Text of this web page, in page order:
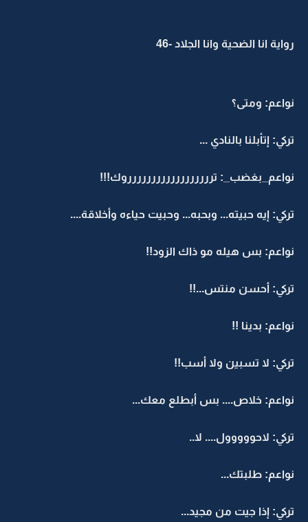
رواية انا الضحية وانا الجلاد -46
نواعم: ومتى؟
تركي: إتأبلنا بالنادي ...
نواعم_بغضب_: ترررررررررررررررررروك!!!
تركي: إيه حبيته... وبحبه... وحبيت حياءه وأخلاقة....
نواعم: بس هيله مو ذاك الزود!!
تركي: أحسن منتس...!!
نواعم: بدينا !!
تركي: لا تسبين ولا أسب!!
نواعم: خلاص.... بس أبطلع معك...
تركي: لاحووووول.... لا..
نواعم: طلبتك...
تركي: إذا جيت من مجيد...